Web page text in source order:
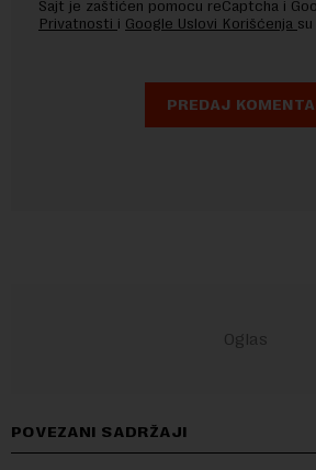
Sajt je zaštićen pomocu reCaptcha i
Privatnosti i Google Uslovi Korišćenja su
POVEZANI SADRŽAJI